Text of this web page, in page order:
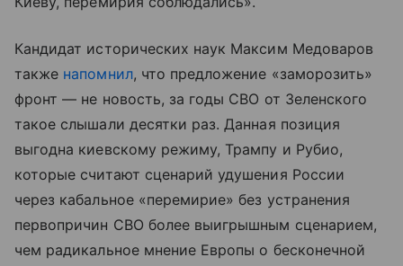
Кандидат исторических наук Максим Медоваров
также напомнил, что предложение «заморозить»
фронт — не новость, за годы СВО от Зеленского
такое слышали десятки раз. Данная позиция
выгодна киевскому режиму, Трампу и Рубио,
которые считают сценарий удушения России
через кабальное «перемирие» без устранения
первопричин СВО более выигрышным сценарием,
чем радикальное мнение Европы о бесконечной